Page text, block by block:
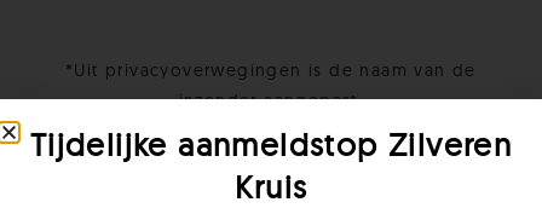
*Uit privacyoverwegingen is de naam van de
inzender aangepast.
** Heb je zelf een interessante/leuke/prangende
lezersvraag?
Laat het ons weten
Tijdelijke aanmeldstop Zilveren
Kruis